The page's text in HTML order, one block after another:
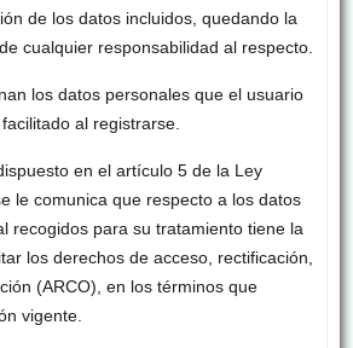
de los datos incluidos, quedando la
cualquier responsabilidad al respecto.
los datos personales que el usuario
al registrarse.
en el artículo 5 de la Ley
le comunica que respecto a los datos
recogidos para su tratamiento tiene la
los derechos de acceso, rectificación,
(ARCO), en los términos que
vigente.